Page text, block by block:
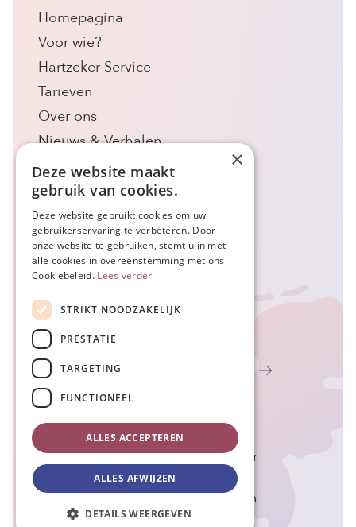
Homepagina
Voor wie?
Hartzeker Service
Tarieven
Over ons
Nieuws & Verhalen
Contact
Doe je mee?
+31 478 820 993
info@nederlandhartzeker.nl
Keizersveld 40
5803 AN Venray
Of ga naar de contactpagina
© 2026 - Nederland Hartzeker
Privacyverklaring
Algemene voorwaarden
×
Deze website maakt
gebruik van cookies.
Deze website gebruikt cookies om uw
gebruikerservaring te verbeteren. Door
onze website te gebruiken, stemt u in met
alle cookies in overeenstemming met ons
Cookiebeleid. Lees verder
STRIKT NOODZAKELIJK
PRESTATIE
TARGETING
FUNCTIONEEL
ALLES ACCEPTEREN
ALLES AFWIJZEN
DETAILS WEERGEVEN